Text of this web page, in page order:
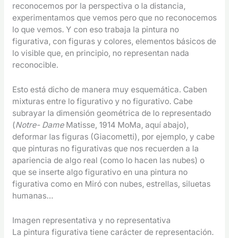
reconocemos por la perspectiva o la distancia,
experimentamos que vemos pero que no reconocemos
lo que vemos. Y con eso trabaja la pintura no
figurativa, con figuras y colores, elementos básicos de
lo visible que, en principio, no representan nada
reconocible.
Esto está dicho de manera muy esquemática. Caben
mixturas entre lo figurativo y no figurativo. Cabe
subrayar la dimensión geométrica de lo representado
(Notre- DameMatisse, 1914 MoMa, aquí abajo),
deformar las figuras (Giacometti), por ejemplo, y cabe
que pinturas no figurativas que nos recuerden a la
apariencia de algo real (como lo hacen las nubes) o
que se inserte algo figurativo en una pintura no
figurativa como en Miró con nubes, estrellas, siluetas
humanas…
Imagen representativa y no representativa
La pintura figurativa tiene carácter de representación.